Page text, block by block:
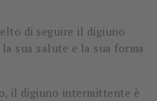
di seguire il digiuno
sua salute e la sua forma
il digiuno intermittente è